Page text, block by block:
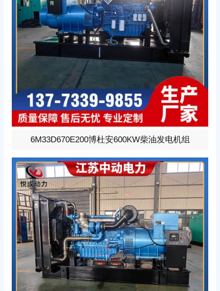
600KW柴油发电机组，选用博杜安型号:6M33D670E200、
V型6缸发动机配套昇丰全铜无刷发电机，全铜发电机质保
两年。标配自启动自保护液晶控制器。
6M33D670E200博杜安600KW柴油发电机组